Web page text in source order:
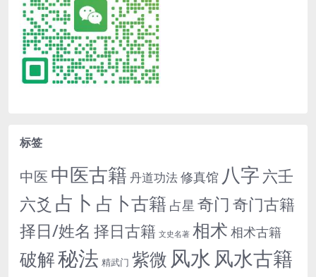
标签
中医 中医古籍 丹道功法修真馆 八字 六壬
六爻 占卜 占卜古籍 占星 奇门 奇门古籍
择日/姓名 择日古籍 文史名著 相术 相术古籍
破解秘法 精武门 紫微 风水 风水古籍